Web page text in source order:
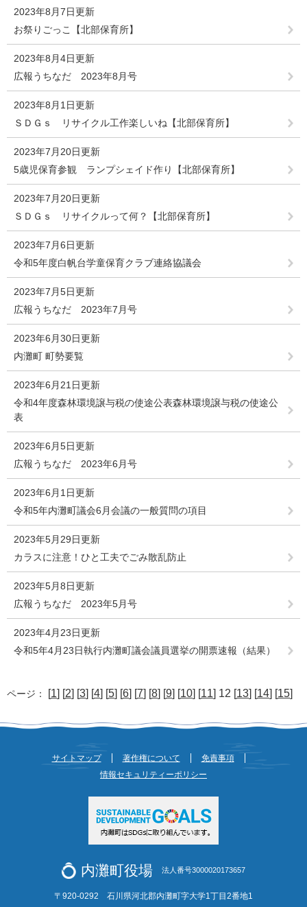
2023年8月7日更新
お祭りごっこ【北部保育所】
2023年8月4日更新
広報うちなだ 2023年8月号
2023年8月1日更新
ＳＤＧｓ リサイクル工作楽しいね【北部保育所】
2023年7月20日更新
5歳児保育参観 ランプシェイド作り【北部保育所】
2023年7月20日更新
ＳＤＧｓ リサイクルって何？【北部保育所】
2023年7月6日更新
令和5年度白帆台学童保育クラブ連絡協議会
2023年7月5日更新
広報うちなだ 2023年7月号
2023年6月30日更新
内灘町 町勢要覧
2023年6月21日更新
令和4年度森林環境譲与税の使途公表森林環境譲与税の使途公
表
2023年6月5日更新
広報うちなだ 2023年6月号
2023年6月1日更新
令和5年内灘町議会6月会議の一般質問の項目
2023年5月29日更新
カラスに注意！ひと工夫でごみ散乱防止
2023年5月8日更新
広報うちなだ 2023年5月号
2023年4月23日更新
令和5年4月23日執行内灘町議会議員選挙の開票速報（結果）
ページ： [1] [2] [3] [4] [5] [6] [7] [8] [9] [10] [11] 12 [13] [14] [15]
サイトマップ 著作権について
免責事項
情報セキュリティーポリシー
内灘町役場 法人番号3000020173657
〒920-0292 石川県河北郡内灘町字大学1丁目2番地1